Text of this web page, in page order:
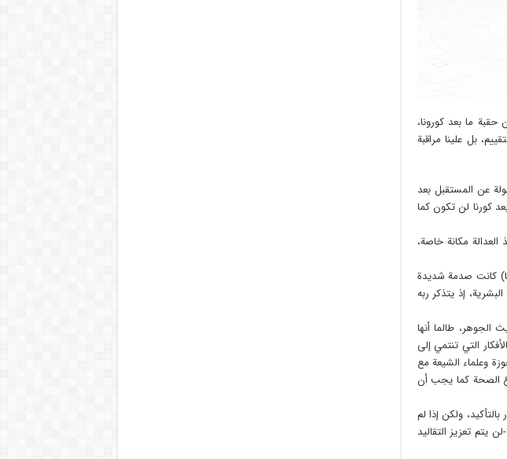
ما بعد كورونا،
بل علينا مراقبة
عن المستقبل بعد
كورنا لن تكون كما
العدالة مكانة خاصة،
كانت صدمة شديدة
إذ يتذكر ربه
الجوهر، طالما أنها
التي تنتمي إلى
وعلماء الشيعة مع
الصحة كما يجب أن
ولكن إذا لم
يتم تعزيز التقاليد